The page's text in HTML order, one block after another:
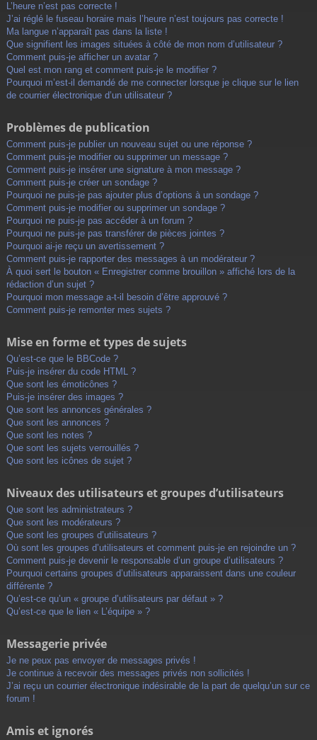
L’heure n’est pas correcte !
J’ai réglé le fuseau horaire mais l’heure n’est toujours pas correcte !
Ma langue n’apparaît pas dans la liste !
Que signifient les images situées à côté de mon nom d’utilisateur ?
Comment puis-je afficher un avatar ?
Quel est mon rang et comment puis-je le modifier ?
Pourquoi m’est-il demandé de me connecter lorsque je clique sur le lien
de courrier électronique d’un utilisateur ?
Problèmes de publication
Comment puis-je publier un nouveau sujet ou une réponse ?
Comment puis-je modifier ou supprimer un message ?
Comment puis-je insérer une signature à mon message ?
Comment puis-je créer un sondage ?
Pourquoi ne puis-je pas ajouter plus d’options à un sondage ?
Comment puis-je modifier ou supprimer un sondage ?
Pourquoi ne puis-je pas accéder à un forum ?
Pourquoi ne puis-je pas transférer de pièces jointes ?
Pourquoi ai-je reçu un avertissement ?
Comment puis-je rapporter des messages à un modérateur ?
À quoi sert le bouton « Enregistrer comme brouillon » affiché lors de la
rédaction d’un sujet ?
Pourquoi mon message a-t-il besoin d’être approuvé ?
Comment puis-je remonter mes sujets ?
Mise en forme et types de sujets
Qu’est-ce que le BBCode ?
Puis-je insérer du code HTML ?
Que sont les émoticônes ?
Puis-je insérer des images ?
Que sont les annonces générales ?
Que sont les annonces ?
Que sont les notes ?
Que sont les sujets verrouillés ?
Que sont les icônes de sujet ?
Niveaux des utilisateurs et groupes d’utilisateurs
Que sont les administrateurs ?
Que sont les modérateurs ?
Que sont les groupes d’utilisateurs ?
Où sont les groupes d’utilisateurs et comment puis-je en rejoindre un ?
Comment puis-je devenir le responsable d’un groupe d’utilisateurs ?
Pourquoi certains groupes d’utilisateurs apparaissent dans une couleur
différente ?
Qu’est-ce qu’un « groupe d’utilisateurs par défaut » ?
Qu’est-ce que le lien « L’équipe » ?
Messagerie privée
Je ne peux pas envoyer de messages privés !
Je continue à recevoir des messages privés non sollicités !
J’ai reçu un courrier électronique indésirable de la part de quelqu’un sur ce
forum !
Amis et ignorés